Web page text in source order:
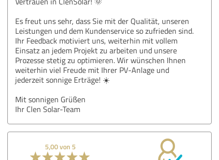
Es freut uns sehr, dass Sie mit der Qualität, unseren
Leistungen und dem Kundenservice so zufrieden sind.
Ihr Feedback motiviert uns, weiterhin mit vollem
Einsatz an jedem Projekt zu arbeiten und unsere
Prozesse stetig zu optimieren. Wir wünschen Ihnen
weiterhin viel Freude mit Ihrer PV-Anlage und
jederzeit sonnige Erträge! ☀️
Mit sonnigen Grüßen
Ihr Clen Solar-Team
5,00 von 5